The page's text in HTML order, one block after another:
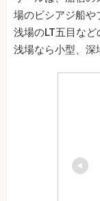
場のビシアジ船や
浅場のLT五目など
浅場なら小型、深